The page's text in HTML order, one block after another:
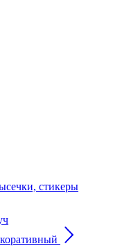
стикеры